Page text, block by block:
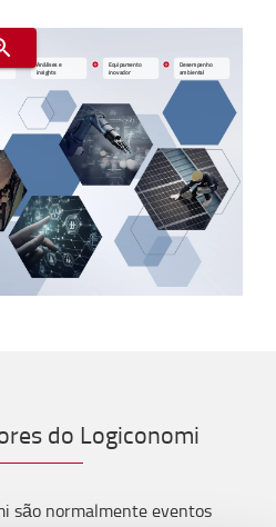
Análises e
insights
Equipamento
inovador
Desempenho
ambiental
do Logiconomi
são normalmente eventos